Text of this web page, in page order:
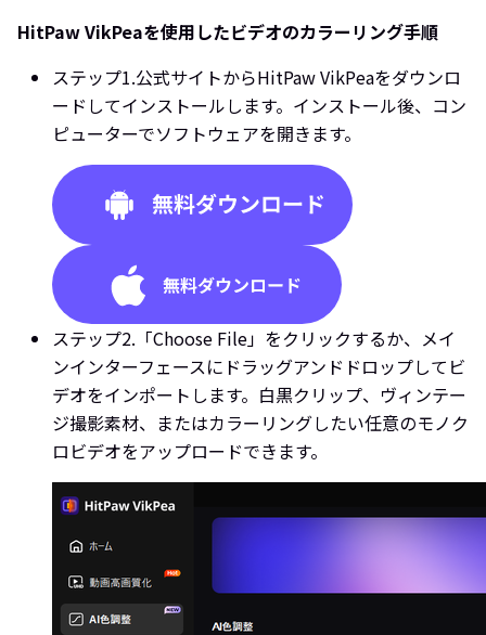
HitPaw VikPeaを使用したビデオのカラーリング手順
ステップ1.公式サイトからHitPaw VikPeaをダウンロ
ードしてインストールします。インストール後、コン
ピューターでソフトウェアを開きます。
ステップ2. 「Choose File」をクリックするか、メイ
ンインターフェースにドラッグアンドドロップしてビ
デオをインポートします。白黒クリップ、ヴィンテー
ジ撮影素材、またはカラーリングしたい任意のモノク
ロビデオをアップロードできます。